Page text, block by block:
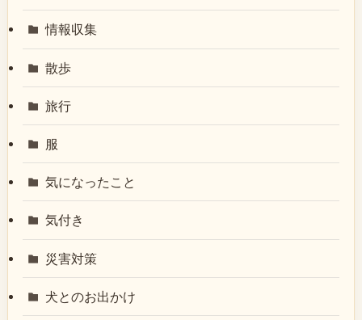
情報収集
散歩
旅行
服
気になったこと
気付き
災害対策
犬とのお出かけ